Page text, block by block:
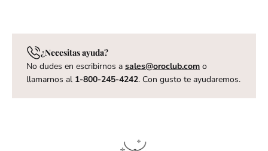
¿Necesitas ayuda?
No dudes en escribirnos a sales@oroclub.com o
llamarnos al 1-800-245-4242. Con gusto te ayudaremos.